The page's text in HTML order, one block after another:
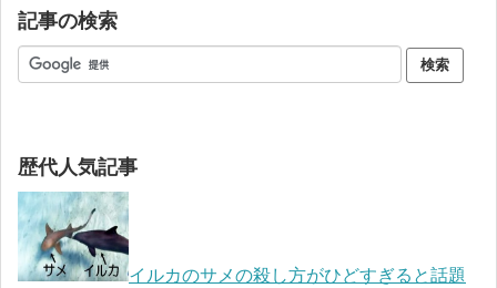
記事の検索
歴代人気記事
イルカのサメの殺し方がひどすぎると話題